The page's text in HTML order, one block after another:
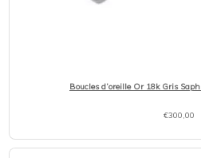
Boucles d’oreille Or 18k Gris
€300,00